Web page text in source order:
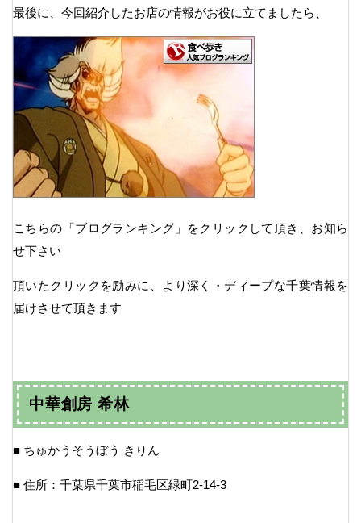
最後に、今回紹介したお店の情報がお役に立てましたら、
こちらの「ブログランキング」をクリックして頂き、お知ら
せ下さい
頂いたクリックを励みに、より深く・ディープな千葉情報を
届けさせて頂きます
中華創房 希林
■ ちゅかうそうぼう きりん
■ 住所：千葉県千葉市稲毛区緑町2-14-3